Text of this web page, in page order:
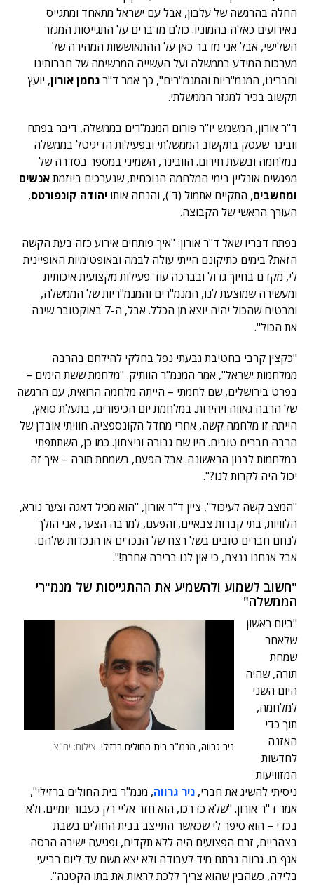
החלה בהרגשה של עלבון, אבל עם ישראל מתאחד ומתגייס
באירועים כאלה בהמוניו. כולם מדברים על התגייסות המגזר
השלישי, אבל אני מדבר כאן על ההתאוששות המהירה של
מערכות המידע בממשלה ועל העשייה המרשימה של חברותינו
וחברינו, המנמ"ריות והמנמ"רים", כך אמר ד"רנחמן אורון, יועץ
תקשוב בכיר למגזר הממשלתי.
ד"ר אורון, המשמש יו"ר פורום המנמ"רים בממשלה, דיבר בפתח
וובינר שעסק בתקשוב הממשלתי ובפעילות הדיגיטל בממשלה
במלחמה ובשעת חירום. הוובינר, השמיני במספר בסדרה של
מפגשים אונליין בימי המלחמה הנוכחית, שנערכים ביוזמתאנשים
ומחשבים, התקיים אתמול (ד'), והנחה אותו יהודה קונפורטס,
העורך הראשי של הקבוצה.
בפתח דבריו שאל ד"ר אורון: "איך פותחים אירוע כזה בעת הקשה
הזאת? בימים כתיקונם הייתי עולה לבמה ובאופטימיות האופיינית
לי, מקדם בחיוך גדול ובברכה עוד פעילות מקצועית איכותית
ומעשירה שמוצעת לנו, המנמ"רים והמנמ"ריות של הממשלה,
ומבטיח שהכול יהיה יוצא מן הכלל. אבל, ה-7 באוקטובר שינה
את הכול".
"כקצין קרבי בחטיבת גבעתי נפל בחלקי להילחם בהרבה
ממלחמות ישראל", אמר המנמ"ר הוותיק. "מלחמת ששת הימים –
בפרט בירושלים, שם לחמתי – הייתה מלחמה הרואית, עם הרגשה
של הרבה גאווה ויהירות. במלחמת יום הכיפורים, בתעלת סואץ,
הייתה זו מלחמה קשה, אחרי מחדל הקונספציה. חוויתי אובדן של
הרבה חברים טובים. היו שם גבורה וניצחון. כמו כן, השתתפתי
במלחמות לבנון הראשונה. אבל הפעם, בשמחת תורה – איך זה
יכול היה לקרות לנו?".
"המצב קשה לעיכול", ציין ד"ר אורון, "הוא מכיל דאגה וצער נורא,
הלוויות, בתי קברות צבאיים, והפעם, למרבה הצער, אני הולך
לנחם חברים טובים בשל רצח של הנכדים או הנכדות שלהם.
אבל אנחנו ננצח, כי אין לנו ברירה אחרת!".
"חשוב לשמוע ולהשמיע את ההתגייסות של מנמ"רי
הממשלה"
ניר גרווה, מנמ"ר בית החולים ברזילי. צילום: יח"צ
"ביום ראשון
שלאחר
שמחת
תורה, שהיה
היום השני
למלחמה,
תוך כדי
האזנה
לחדשות
המזוויעות
ניסיתי להשיג את חברי, ניר גרווה, מנמ"ר בית החולים ברזילי",
אמר ד"ר אורון. "שלא כדרכו, הוא חזר אליי רק כעבור יומיים. ולא
בכדי – הוא סיפר לי שכאשר התייצב בבית החולים בשבת
בצהריים, זרם הפצועים היה ללא תקדים, ופגיעה ישירה הרסה
אגף בו. גרווה נרתם מיד לעבודה ולא יצא משם עד ליום רביעי
בלילה, כשהבין שהוא צריך ללכת לראות את בתו הקטנה".